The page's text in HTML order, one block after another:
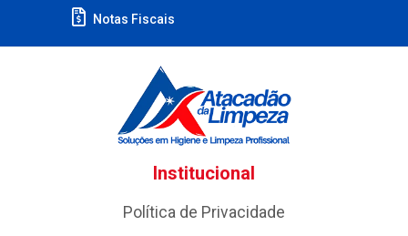
Notas Fiscais
Institucional
Política de Privacidade